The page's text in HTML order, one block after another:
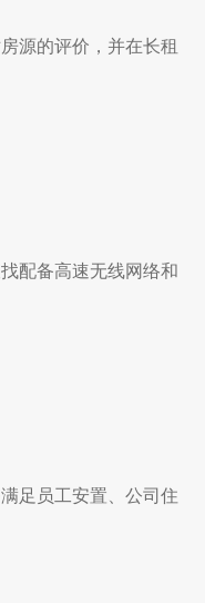
源的评价，并在长租
配备高速无线网络和
足员工安置、公司住